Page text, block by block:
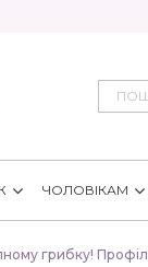
ЧОЛОВІКАМ
грибку!